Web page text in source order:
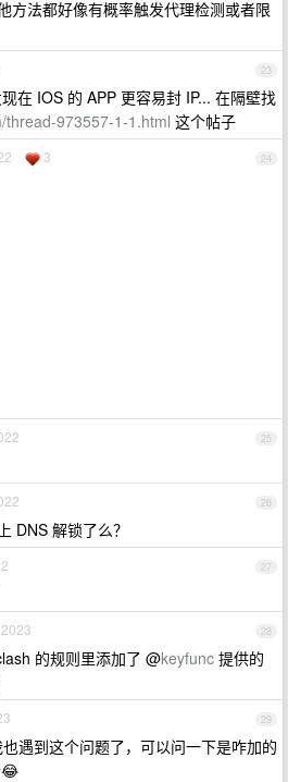
方法都好像有概率触发代理检测或者限
23
在 IOS 的 APP 更容易封 IP... 在隔壁找
thread-973557-1-1.html 这个帖子
24
3
25
26
DNS 解锁了么？
27
28
的规则里添加了 @keyfunc 提供的
29
遇到这个问题了，可以问一下是咋加的